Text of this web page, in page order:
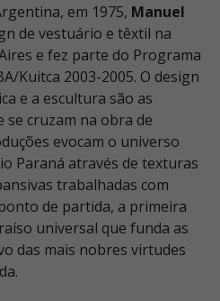
em 1975, Manuel
de vestuário e têxtil na
e fez parte do Programa
Kuitca 2003-2005. O design
e a escultura são as
cruzam na obra de
evocam o universo
Paraná através de texturas
trabalhadas com
de partida, a primeira
universal que funda as
das mais nobres virtudes